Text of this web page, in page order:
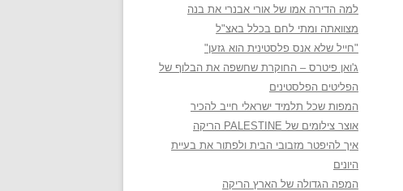
למה הדירה אמו של אורי אבנרי את בנה
מצוואתה ומתי לחם בכלל באצ"ל
"חייל שלא אנס פלסטינית הוא גזען"
ג'ואן פיטרס – החוקרת שחשפה את הבלוף של
הפליטים הפלסטינים
המפות שכל תלמיד ישראלי חייב להכיר
אוצר צילומים של PALESTINE הריקה
איך להיפטר מזבובי הבית ולפתור את בעיית
היונים
המפה הגדולה של הארץ הריקה